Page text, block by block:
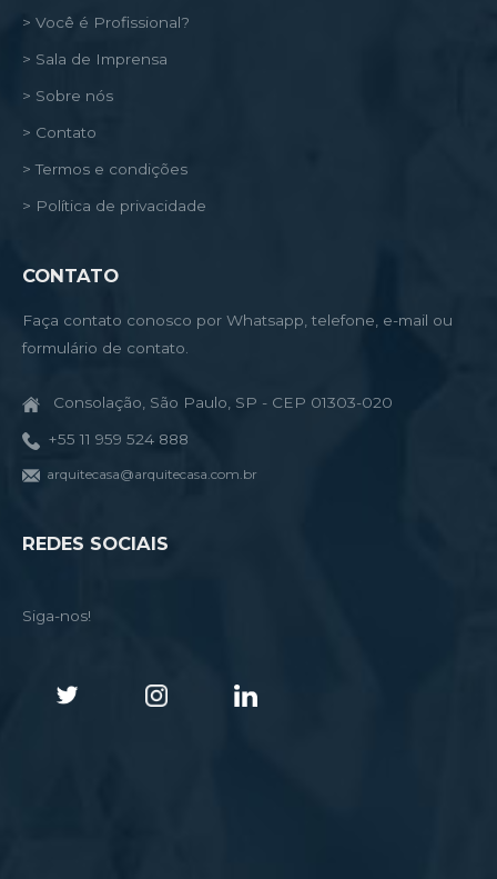
> Você é Profissional?
> Sala de Imprensa
> Sobre nós
> Contato
> Termos e condições
> Política de privacidade
CONTATO
Faça contato conosco por Whatsapp, telefone, e-mail ou
formulário de contato.
Consolação, São Paulo, SP - CEP 01303-020
+55 11 959 524 888
arquitecasa@arquitecasa.com.br
REDES SOCIAIS
Siga-nos!